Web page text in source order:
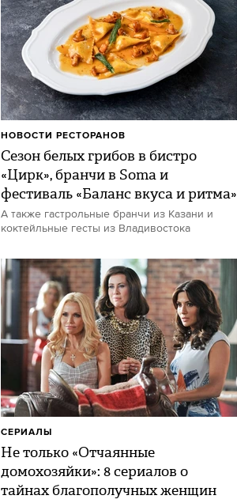
Сезон белых грибов в бистро
«Цирк», бранчи в Soma и
фестиваль «Баланс вкуса и ритма»
А также гастрольные бранчи из Казани и
коктейльные гесты из Владивостока
НОВОСТИ РЕСТОРАНОВ
Не только «Отчаянные
домохозяйки»: 8 сериалов о
тайнах благополучных женщин
СЕРИАЛЫ